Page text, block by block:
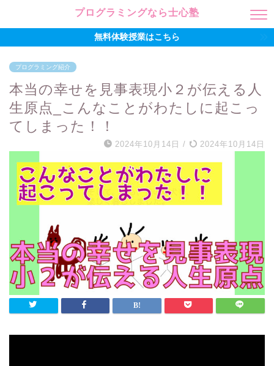
プログラミングなら士心塾
無料体験授業はこちら
プログラミング紹介
本当の幸せを見事表現小２が伝える人
生原点_こんなことがわたしに起こっ
てしまった！！
2024年10月14日 / 2024年10月14日